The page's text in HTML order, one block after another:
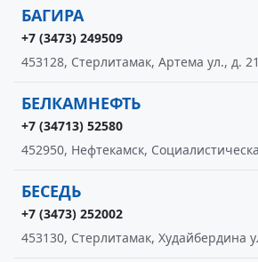
БАГИРА
+7 (3473) 249509
453128, Стерлитамак, Артема ул., д. 21
БЕЛКАМНЕФТЬ
+7 (34713) 52580
452950, Нефтекамск,
БЕСЕДЬ
+7 (3473) 252002
453130, Стерлитамак, Худайбердина